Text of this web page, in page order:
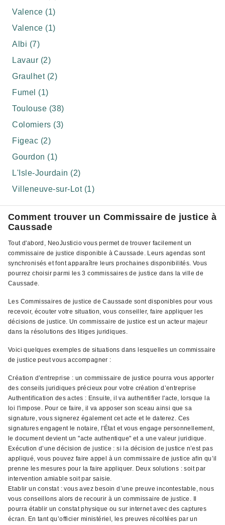
Valence (1)
Valence (1)
Albi (7)
Lavaur (2)
Graulhet (2)
Fumel (1)
Toulouse (38)
Colomiers (3)
Figeac (2)
Gourdon (1)
L'Isle-Jourdain (2)
Villeneuve-sur-Lot (1)
Comment trouver un Commissaire de justice à
Caussade
Tout d'abord, NeoJusticio vous permet de trouver facilement un
commissaire de justice disponible à Caussade. Leurs agendas sont
synchronisés et font apparaître leurs prochaines disponibilités. Vous
pourrez choisir parmi les 3 commissaires de justice dans la ville de
Caussade.
Les Commissaires de justice de Caussade sont disponibles pour vous
recevoir, écouter votre situation, vous conseiller, faire appliquer les
décisions de justice. Un commissaire de justice est un acteur majeur
dans la résolutions des litiges juridiques.
Voici quelques exemples de situations dans lesquelles un commissaire
de justice peut vous accompagner :
Création d’entreprise : un commissaire de justice pourra vous apporter
des conseils juridiques précieux pour votre création d’entreprise
Authentification des actes : Ensuite, il va authentifier l'acte, lorsque la
loi l'impose. Pour ce faire, il va apposer son sceau ainsi que sa
signature, vous signerez également cet acte et le daterez. Ces
signatures engagent le notaire, l'État et vous engage personnellement,
le document devient un "acte authentique" et a une valeur juridique.
Exécution d’une décision de justice : si la décision de justice n’est pas
appliqué, vous pouvez faire appel à un commissaire de justice afin qu’il
prenne les mesures pour la faire appliquer. Deux solutions : soit par
intervention amiable soit par saisie.
Etablir un constat : vous avez besoin d’une preuve incontestable, nous
vous conseillons alors de recourir à un commissaire de justice. Il
pourra établir un constat physique ou sur internet avec des captures
écran. En tant qu’officier ministériel, les preuves récoltées par un